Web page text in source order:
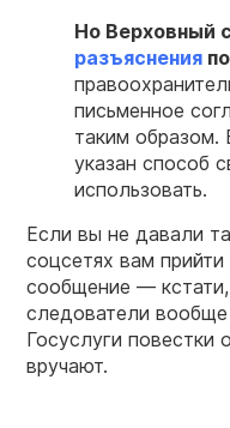
Но Верховный
разъяснения
письменное
таким образом.
указан способ
использовать.
Если вы не давали
соцсетях вам
сообщение —
следователи
Госуслуги
вручают.